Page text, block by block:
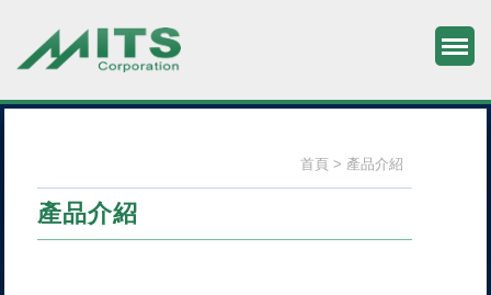
首頁 產品介紹
產品介紹